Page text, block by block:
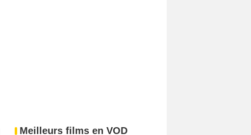
Meilleurs films en VOD